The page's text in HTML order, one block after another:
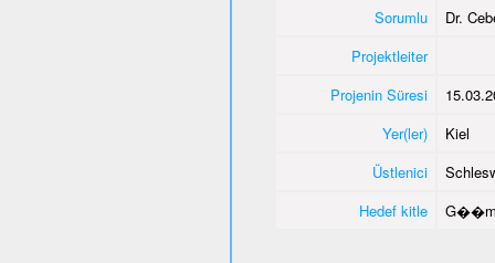
Sorumlu
Dr.
Projektleiter
Projenin Süresi
Yer(ler)
Kiel
Üstlenici
Hedef kitle